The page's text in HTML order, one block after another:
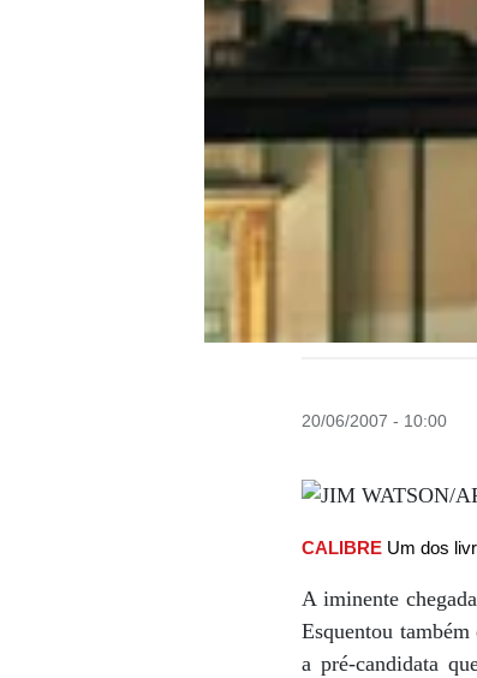
20/06/2007 - 10:00
CALIBRE Um dos
A iminente
Esquentou
a pré-candidata